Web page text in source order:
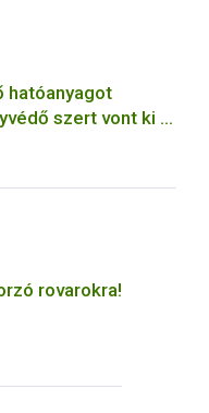
hatóanyagot
szert vont ki a
rovarokra!